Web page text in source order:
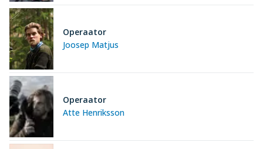
Joosep Matjus
Operaator
Atte Henriksson
Operaator